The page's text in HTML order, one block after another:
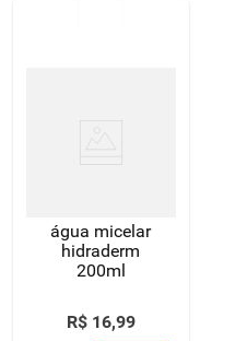
água micelar
hidraderm
200ml
R$ 16,99